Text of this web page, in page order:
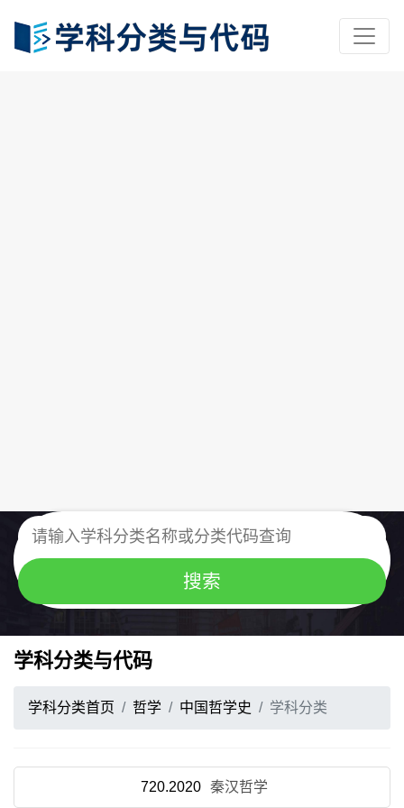
学科分类与代码
学科分类首页 哲学 中国哲学史 学科分类
720.2020 秦汉哲学